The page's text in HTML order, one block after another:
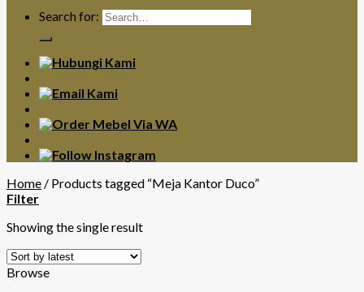
Search for:
Home / Products tagged “Meja Kantor Duco”
Filter
Showing the single result
Browse